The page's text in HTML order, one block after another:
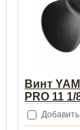
Винт
PRO 11 1/